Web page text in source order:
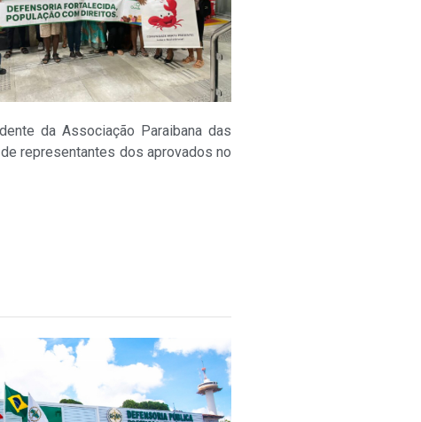
da Associação Paraibana das
representantes dos aprovados no